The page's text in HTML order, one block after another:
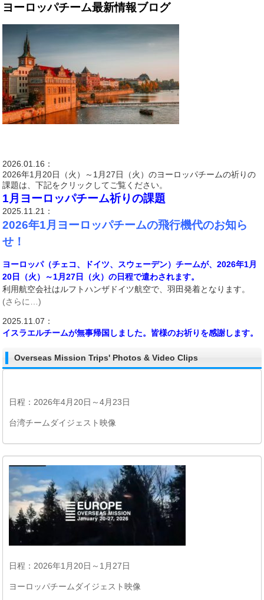
ヨーロッパチーム最新情報ブログ
2026.01.16：
2026年1月20日（火）～1月27日（火）のヨーロッパチームの祈りの
課題は、下記をクリックしてご覧ください。
1月ヨーロッパチーム祈りの課題
2025.11.21：
2026年1月ヨーロッパチームの飛行機代のお知ら
せ！
ヨーロッパ（チェコ、ドイツ、スウェーデン）チームが、2026年1月
20日（火）～1月27日（火）の日程で遣わされます。
利用航空会社はルフトハンザドイツ航空で、羽田発着となります。
(さらに…)
2025.11.07：
イスラエルチームが無事帰国しました。皆様のお祈りを感謝します。
Overseas Mission Trips' Photos & Video Clips
日程：2026年4月20日～4月23日
台湾チームダイジェスト映像
日程：2026年1月20日～1月27日
ヨーロッパチームダイジェスト映像